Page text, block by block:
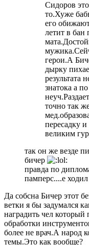
Сидоров
то.Хуже
его
летит в бан
герои.А
дырку
результата
знатока а
точно так
пересадку
великим
так он же везде
бичер
правда по
памперс....е ходил
Да собсна Бичер этот
ветки я бы задумался
наградить чел который
обработки
более не врач.А народ
темы.Это как вообще?